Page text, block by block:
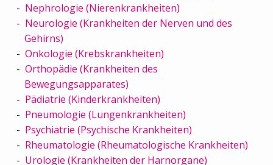
Nephrologie (Nierenkrankheiten)
Neurologie (Krankheiten der Nerven und des
Gehirns)
Onkologie (Krebskrankheiten)
Orthopädie (Krankheiten des
Bewegungsapparates)
Pädiatrie (Kinderkrankheiten)
Pneumologie (Lungenkrankheiten)
Psychiatrie (Psychische Krankheiten)
Rheumatologie (Rheumatologische Krankheiten)
Urologie (Krankheiten der Harnorgane)